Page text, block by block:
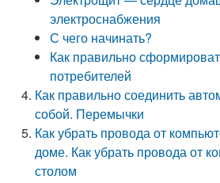
электроснабжения
С чего начинать?
Как правильно
потребителей
Как правильно соединить
собой. Перемычки
Как убрать провода от
доме. Как убрать провода от
столом